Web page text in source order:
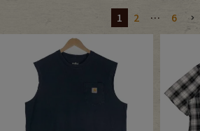
Bottoms
レディース商品カテゴリ
人気のアクティブパーカー型やでデトロイト型など
一部未使用品のCarharttアイテムが複数入荷。
1
2 … 6